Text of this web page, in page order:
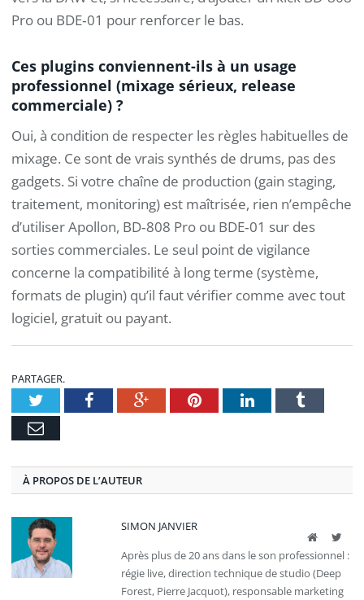
Pro ou BDE‑01 pour renforcer le bas.
Ces plugins conviennent-ils à un usage
professionnel (mixage sérieux, release
commerciale) ?
Oui, à condition de respecter les règles habituelles de
mixage. Ce sont de vrais synthés de drums, pas des
gadgets. Si votre chaîne de production (gain staging,
traitement, monitoring) est maîtrisée, rien n’empêche
d’utiliser Apollon, BD‑808 Pro ou BDE‑01 sur des
sorties commerciales. Le seul point de vigilance
concerne la compatibilité à long terme (système,
formats de plugin) qu’il faut vérifier comme avec tout
logiciel, gratuit ou payant.
PARTAGER.
TwitterFacebookGoogle+PinterestLinkedInTumblr
E-
À PROPOS DE L’AUTEUR
SIMON JANVIER
Site
web
Après plus de 20 ans dans le son professionnel :
régie live, direction technique de studio (Deep
Forest, Pierre Jacquot), responsable marketing